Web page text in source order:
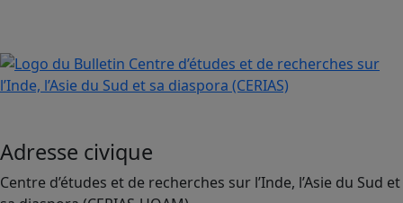
Adresse civique
Centre d’études et de recherches sur l’Inde, l’Asie du Sud et